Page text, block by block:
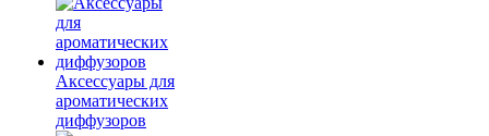
Аксессуары для
ароматических
диффузоров